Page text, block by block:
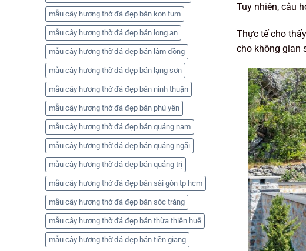
mẫu cây hương thờ đá đẹp bán kon tum
mẫu cây hương thờ đá đẹp bán long an
mẫu cây hương thờ đá đẹp bán lâm đồng
mẫu cây hương thờ đá đẹp bán lạng sơn
mẫu cây hương thờ đá đẹp bán ninh thuận
mẫu cây hương thờ đá đẹp bán phú yên
mẫu cây hương thờ đá đẹp bán quảng nam
mẫu cây hương thờ đá đẹp bán quảng ngãi
mẫu cây hương thờ đá đẹp bán quảng trị
mẫu cây hương thờ đá đẹp bán sài gòn tp hcm
mẫu cây hương thờ đá đẹp bán sóc trăng
mẫu cây hương thờ đá đẹp bán thừa thiên huế
mẫu cây hương thờ đá đẹp bán tiền giang
Tuy nhiên, câu
Thực tế cho
cho không gian